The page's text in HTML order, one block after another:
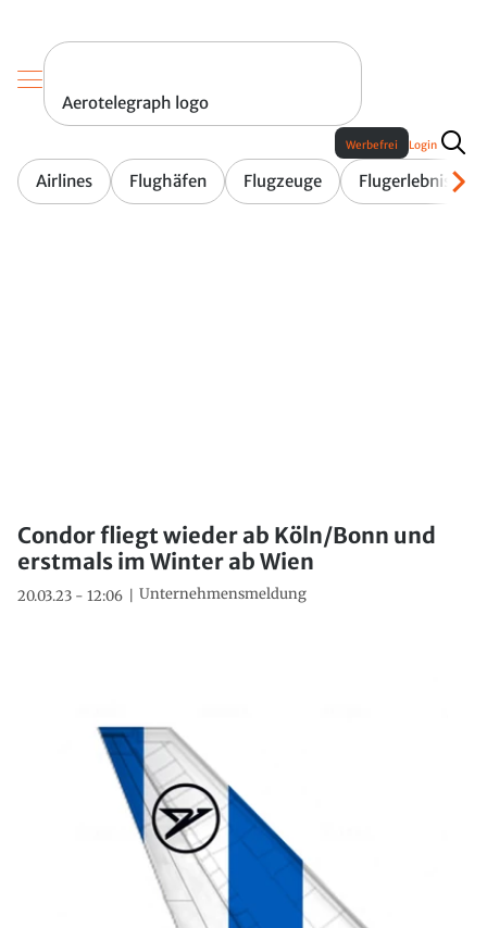
Aerotelegraph logo
Airlines Flughäfen Flugzeuge Flugerlebnis
Werbefrei Login
Condor fliegt wieder ab Köln/Bonn und
erstmals im Winter ab Wien
20.03.23 - 12:06 Unternehmensmeldung